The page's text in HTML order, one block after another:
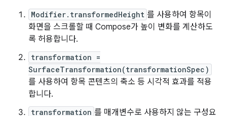
Modifier.transformedHeight 를 사용하여 항목이
화면을 스크롤할 때 Compose가 높이 변화를 계산하도
록 허용합니다.
transformation =
SurfaceTransformation(transformationSpec)
를 사용하여 항목 콘텐츠의 축소 등 시각적 효과를 적용
합니다.
transformation 를 매개변수로 사용하지 않는 구성요